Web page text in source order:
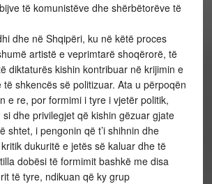
të komunistëve dhe shërbëtorëve të
dhe në Shqipëri, ku në këtë proces
artistë e veprimtarë shoqërorë, të
diktaturës kishin kontribuar në krijimin e
shkencës së politizuar. Ata u përpoqën
e re, por formimi i tyre i vjetër politik,
dhe privilegjet që kishin gëzuar gjate
shtet, i pengonin që t’i shihnin dhe
dukuritë e jetës së kaluar dhe të
dobësi të formimit bashkë me disa
të tyre, ndikuan që ky grup